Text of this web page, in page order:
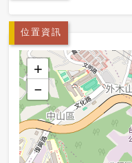
位置資訊
+
−